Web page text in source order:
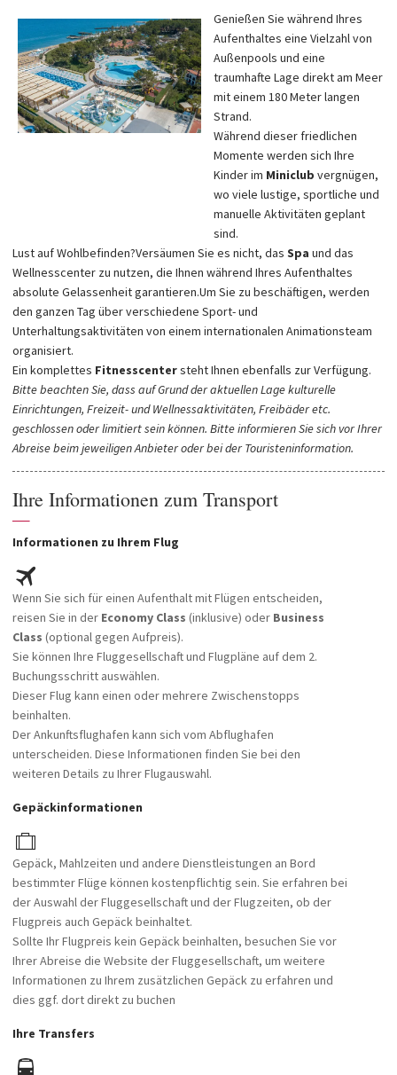
Genießen Sie während Ihres
Aufenthaltes eine Vielzahl von
Außenpools und eine
traumhafte Lage direkt am Meer
mit einem 180 Meter langen
Strand.
Während dieser friedlichen
Momente werden sich Ihre
Kinder im Miniclub vergnügen,
wo viele lustige, sportliche und
manuelle Aktivitäten geplant
sind.
Lust auf Wohlbefinden?Versäumen Sie es nicht, das Spa und das
Wellnesscenter zu nutzen, die Ihnen während Ihres Aufenthaltes
absolute Gelassenheit garantieren.Um Sie zu beschäftigen, werden
den ganzen Tag über verschiedene Sport- und
Unterhaltungsaktivitäten von einem internationalen Animationsteam
organisiert.
Ein komplettes Fitnesscentersteht Ihnen ebenfalls zur Verfügung.
Bitte beachten Sie, dass auf Grund der aktuellen Lage kulturelle
Einrichtungen, Freizeit- und Wellnessaktivitäten, Freibäder etc.
geschlossen oder limitiert sein können. Bitte informieren Sie sich vor Ihrer
Abreise beim jeweiligen Anbieter oder bei der Touristeninformation.
Ihre Informationen zum Transport
—
Informationen zu Ihrem Flug
Wenn Sie sich für einen Aufenthalt mit Flügen entscheiden,
reisen Sie in der Economy Class (inklusive) oder Business
Class (optional gegen Aufpreis).
Sie können Ihre Fluggesellschaft und Flugpläne auf dem 2.
Buchungsschritt auswählen.
Dieser Flug kann einen oder mehrere Zwischenstopps
beinhalten.
Der Ankunftsflughafen kann sich vom Abflughafen
unterscheiden. Diese Informationen finden Sie bei den
weiteren Details zu Ihrer Flugauswahl.
Gepäckinformationen
Gepäck, Mahlzeiten und andere Dienstleistungen an Bord
bestimmter Flüge können kostenpflichtig sein. Sie erfahren bei
der Auswahl der Fluggesellschaft und der Flugzeiten, ob der
Flugpreis auch Gepäck beinhaltet.
Sollte Ihr Flugpreis kein Gepäck beinhalten, besuchen Sie vor
Ihrer Abreise die Website der Fluggesellschaft, um weitere
Informationen zu Ihrem zusätzlichen Gepäck zu erfahren und
dies ggf. dort direkt zu buchen
Ihre Transfers